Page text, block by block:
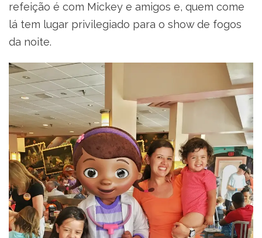
refeição é com Mickey e amigos e, quem come
lá tem lugar privilegiado para o show de fogos
da noite.